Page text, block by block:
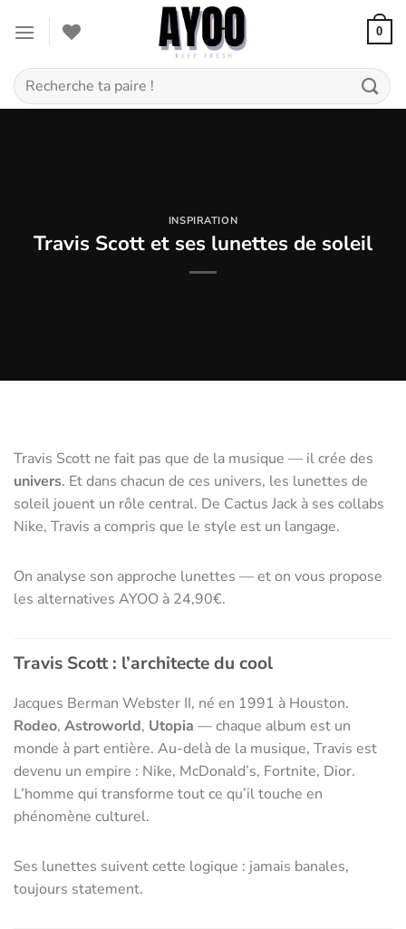
0
Recherche
pour :
INSPIRATION
Travis Scott et ses lunettes de soleil
Travis Scott ne fait pas que de la musique — il crée des
univers. Et dans chacun de ces univers, les lunettes de
soleil jouent un rôle central. De Cactus Jack à ses collabs
Nike, Travis a compris que le style est un langage.
On analyse son approche lunettes — et on vous propose
les alternatives AYOO à 24,90€.
Travis Scott : l’architecte du cool
Jacques Berman Webster II, né en 1991 à Houston.
Rodeo, Astroworld, Utopia — chaque album est un
monde à part entière. Au-delà de la musique, Travis est
devenu un empire : Nike, McDonald’s, Fortnite, Dior.
L’homme qui transforme tout ce qu’il touche en
phénomène culturel.
Ses lunettes suivent cette logique : jamais banales,
toujours statement.